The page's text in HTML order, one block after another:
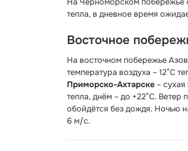
тепла, в дневное время
Восточное
На восточном побережье
температура воздуха – 12°С
Приморско-Ахтарске –
тепла, днём – до +22°С.
обойдётся без дождя. Ночью
6 м/с.